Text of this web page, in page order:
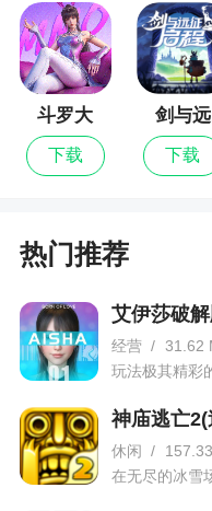
2、游戏各方面
算是最好的了，只是
要是当休闲玩家还能
的东西取消了
3、游戏巨花钱
服，进去就为买两个
都没有细看一眼，然
能更改，至少说一
海。遭殃的不止我一
完一个，突然发现下
抵之前几百块的东西
价比太低。最后想说
斗罗大
陆：猎魂
世界
下载
剑与远
征：启
下载
热门推荐
艾伊莎破
经营 / 31.62
玩法极其精彩
神庙逃亡
休闲 /
在无尽的冰雪